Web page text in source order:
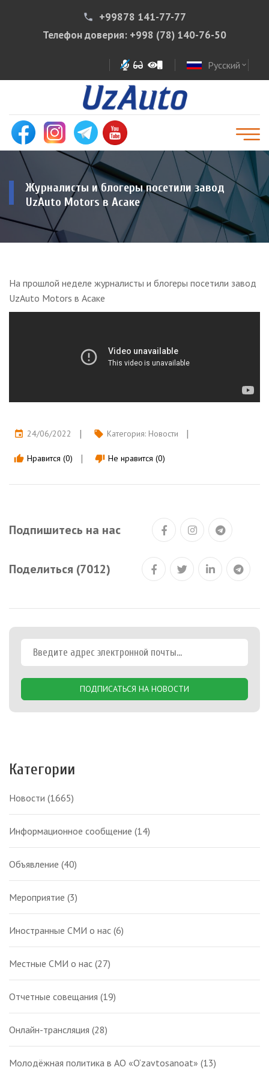
phone
+99878 141-77-77
Телефон доверия: +998 (78) 140-76-50
Русский expand_more
Журналисты и блогеры посетили завод
UzAuto Motors в Асаке
На прошлой неделе журналисты и блогеры посетили завод
UzAuto Motors в Асаке
event 24/06/2022 local_offer Категория: Новости
thumb_up Нравится (0) thumb_down Не нравится (0)
Подпишитесь на нас
Поделиться (7012)
ПОДПИСАТЬСЯ НА НОВОСТИ
Категории
Новости (1665)
Информационное сообщение (14)
Объявление (40)
Мероприятие (3)
Иностранные СМИ о нас (6)
Местные СМИ о нас (27)
Отчетные совещания (19)
Онлайн-трансляция (28)
Молодёжная политика в АО «O‘zavtosanoat» (13)